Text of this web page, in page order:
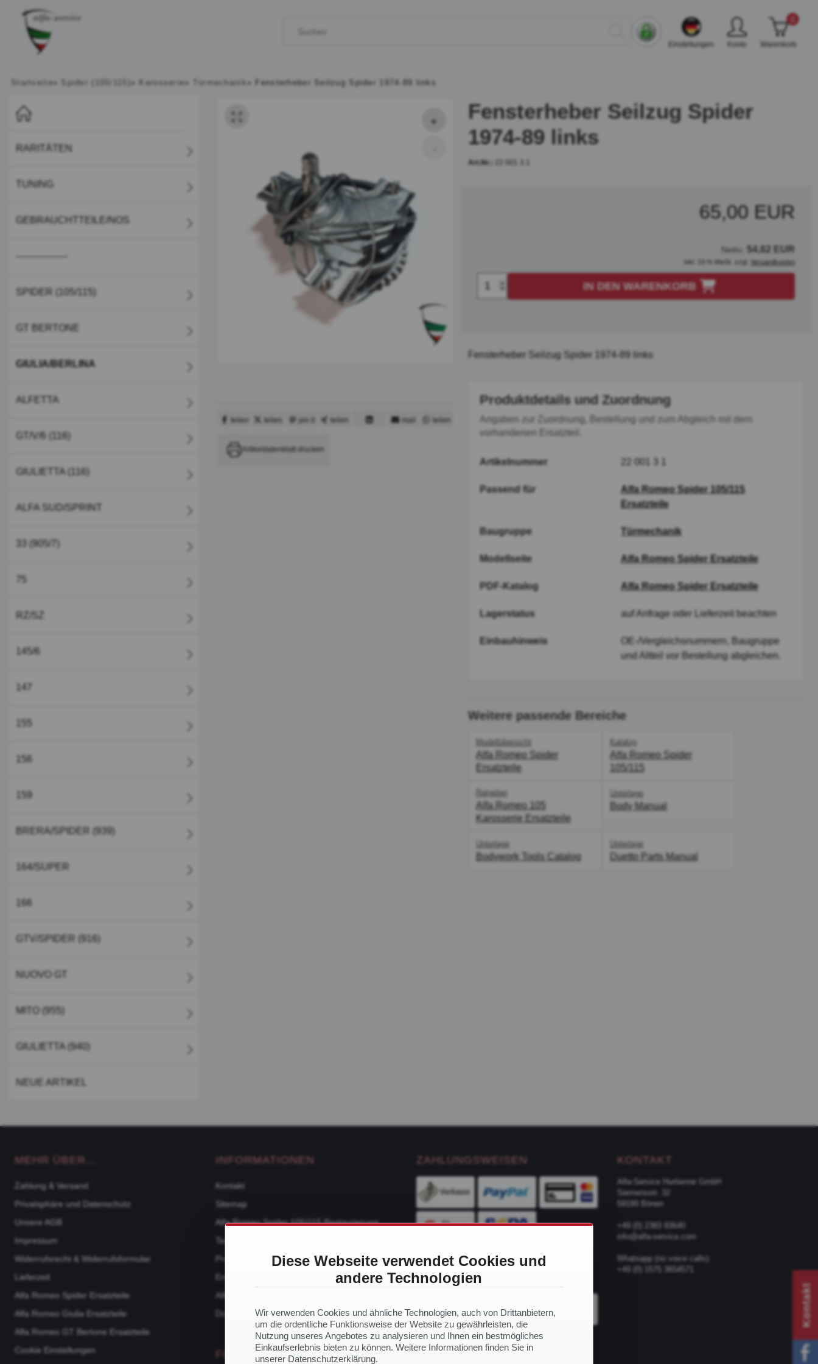
Einstellungen Konto Warenkorb
Startseite» Spider (105/115) » Karosserie» Türmechanik » Fensterheber Seilzug Spider 1974-89 links
RARITÄTEN
TUNING
GEBRAUCHTTEILE/NOS
SPIDER (105/115)
GT BERTONE
GIULIA/BERLINA
ALFETTA
GT/V/6 (116)
GIULIETTA (116)
ALFA SUD/SPRINT
33 (905/7)
75
RZ/SZ
145/6
147
156
BRERA/SPIDER (939)
164/SUPER
166
GTV/SPIDER (916)
NUOVO GT
MITO (955)
GIULIETTA (940)
NEUE ARTIKEL
teilen teilen pin it
teilen
mail teilen
Artikeldatenblatt drucken
Fensterheber Seilzug Spider
1974-89 links
Art.Nr.:
65,00 EUR
Netto: 54,62 EUR
inkl. 19 % MwSt. zzgl. Versandkosten
IN DEN WARENKORB
Fensterheber Seilzug Spider 1974-89 links
Produktdetails und Zuordnung
Angaben zur Zuordnung, Bestellung und zum Abgleich mit dem
vorhandenen Ersatzteil.
Artikelnummer 22 001 3 1
Passend für
Alfa Romeo Spider 105/115
Ersatzteile
Baugruppe Türmechanik
Modellseite Alfa Romeo Spider Ersatzteile
PDF-Katalog Alfa Romeo Spider Ersatzteile
Lagerstatus auf Anfrage oder Lieferzeit beachten
Einbauhinweis
OE-/Vergleichsnummern, Baugruppe
und Altteil vor Bestellung abgleichen.
Weitere passende Bereiche
Modellübersicht
Alfa Romeo Spider
Ersatzteile
Katalog
Alfa Romeo Spider
105/115
Ratgeber
Alfa Romeo 105
Karosserie Ersatzteile
Unterlage
Body Manual
Unterlage
Bodywork Tools Catalog
Unterlage
Duetto Parts Manual
MEHR ÜBER...
Zahlung & Versand
Privatsphäre und Datenschutz
Unsere AGB
Impressum
Widerrufsrecht & Widerrufsformular
Lieferzeit
Alfa Romeo Spider Ersatzteile
Alfa Romeo Giulia Ersatzteile
Alfa Romeo GT Bertone Ersatzteile
Cookie Einstellungen
INFORMATIONEN
Kontakt
Sitemap
Alfa Romeo Spider 105/115 Restaurierung
Team
Produktkataloge
Ersatzteile nach Modell
Alfa Romeo 105 Ersatzteile
Downloads
FOLGE UNS
Kontakt
ZAHLUNGSWEISEN
VERSANDDIENSTLEISTER
KONTAKT
Alfa-Service Hurtienne GmbH
Siemensstr. 32
59199 Bönen
+49 (0) 2383 93640
info@alfa-service.com
Whatsapp (no voice calls):
+49 (0) 1575 3654571
Diese Webseite verwendet Cookies und
andere Technologien
Wir verwenden Cookies und ähnliche Technologien, auch von Drittanbietern,
um die ordentliche Funktionsweise der Website zu gewährleisten, die
Nutzung unseres Angebotes zu analysieren und Ihnen ein bestmögliches
Einkaufserlebnis bieten zu können. Weitere Informationen finden Sie in
unserer Datenschutzerklärung.